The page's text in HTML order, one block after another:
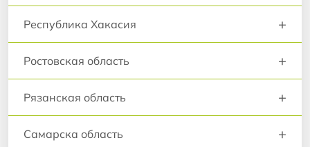
Республика Хакасия +
Ростовская область +
Рязанская область +
Самарска область +